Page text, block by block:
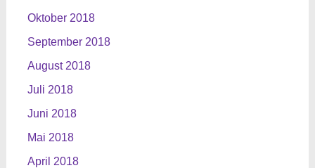
Oktober 2018
September 2018
August 2018
Juli 2018
Juni 2018
Mai 2018
April 2018